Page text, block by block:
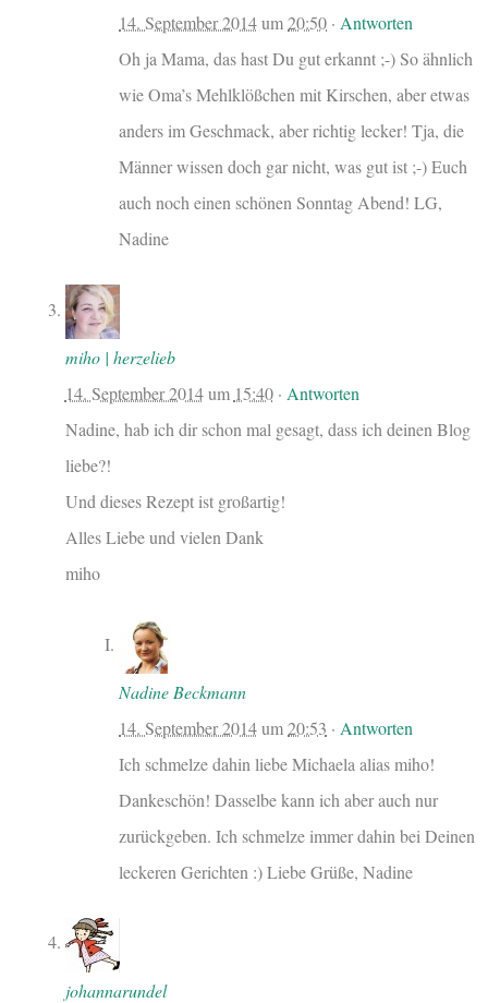
14. September 2014um20:50 ·Antworten
Oh ja Mama, das hast Du gut erkannt ;-) So ähnlich
wie Oma’s Mehlklößchen mit Kirschen, aber etwas
anders im Geschmack, aber richtig lecker! Tja, die
Männer wissen doch gar nicht, was gut ist ;-) Euch
auch noch einen schönen Sonntag Abend! LG,
Nadine
miho | herzelieb
14. September 2014um 15:40· Antworten
Nadine, hab ich dir schon mal gesagt, dass ich deinen Blog
liebe?!
Und dieses Rezept ist großartig!
Alles Liebe und vielen Dank
miho
Nadine Beckmann
14. September 2014um20:53 · Antworten
Ich schmelze dahin liebe Michaela alias miho!
Dankeschön! Dasselbe kann ich aber auch nur
zurückgeben. Ich schmelze immer dahin bei Deinen
leckeren Gerichten :) Liebe Grüße, Nadine
johannarundel